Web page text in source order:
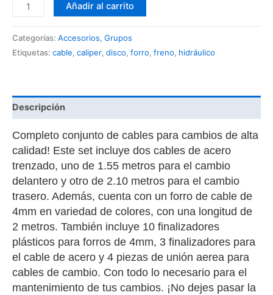
Añadir al carrito
Categorías: Accesorios, Grupos
Etiquetas: cable, caliper, disco, forro, freno, hidráulico
Descripción
Completo conjunto de cables para cambios de alta
calidad! Este set incluye dos cables de acero
trenzado, uno de 1.55 metros para el cambio
delantero y otro de 2.10 metros para el cambio
trasero. Además, cuenta con un forro de cable de
4mm en variedad de colores, con una longitud de
2 metros. También incluye 10 finalizadores
plásticos para forros de 4mm, 3 finalizadores para
el cable de acero y 4 piezas de unión aerea para
cables de cambio. Con todo lo necesario para el
mantenimiento de tus cambios. ¡No dejes pasar la